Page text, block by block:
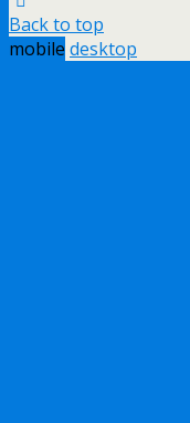
Back to top
mobile desktop